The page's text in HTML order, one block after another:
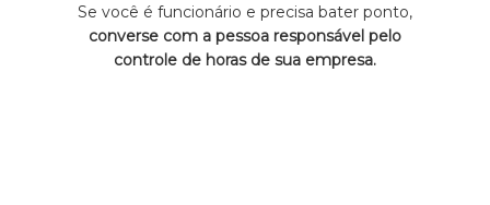
Se você é funcionário e precisa bater ponto,
converse com a pessoa responsável pelo
controle de horas de sua empresa.